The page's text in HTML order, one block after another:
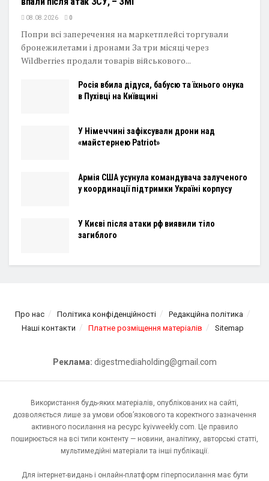
08.08.2026 0
Попри всі заперечення на маркетплейсі торгували
бронежилетами і дронами За три місяці через
Wildberries продали товарів військового...
Росія вбила дідуся, бабусю та їхнього онука
в Пухівці на Київщині
У Німеччині зафіксували дрони над
«майстернею Patriot»
Армія США усунула командувача залученого
у координації підтримки Україні корпусу
У Києві після атаки рф виявили тіло
загиблого
Про нас Політика конфіденційності
Редакційна політика
Наші контакти
Платне розміщення матеріалів Sitemap
Реклама: digestmediaholding@gmail.com
Використання будь-яких матеріалів, опублікованих на сайті,
дозволяється лише за умови обов’язкового та коректного зазначення
активного посилання на ресурс kyivweekly.com. Це правило
поширюється на всі типи контенту — новини, аналітику, авторські статті,
мультимедійні матеріали та інші публікації.
Для інтернет-видань і онлайн-платформ гіперпосилання має бути